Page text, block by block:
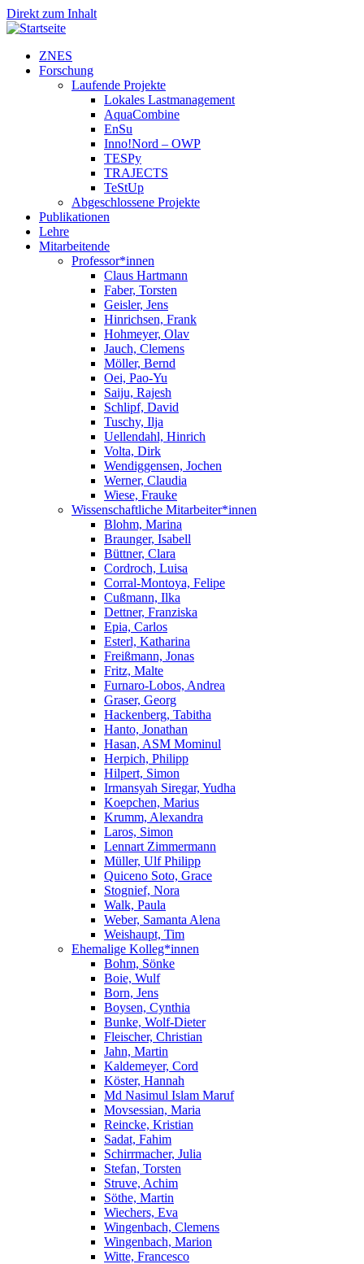
Direkt zum Inhalt
ZNES
Forschung
Laufende Projekte
Lokales Lastmanagement
AquaCombine
EnSu
Inno!Nord – OWP
TESPy
TRAJECTS
TeStUp
Abgeschlossene Projekte
Publikationen
Lehre
Mitarbeitende
Professor*innen
Claus Hartmann
Faber, Torsten
Geisler, Jens
Hinrichsen, Frank
Hohmeyer, Olav
Jauch, Clemens
Möller, Bernd
Oei, Pao-Yu
Saiju, Rajesh
Schlipf, David
Tuschy, Ilja
Uellendahl, Hinrich
Volta, Dirk
Wendiggensen, Jochen
Werner, Claudia
Wiese, Frauke
Wissenschaftliche Mitarbeiter*innen
Blohm, Marina
Braunger, Isabell
Büttner, Clara
Cordroch, Luisa
Corral-Montoya, Felipe
Cußmann, Ilka
Dettner, Franziska
Epia, Carlos
Esterl, Katharina
Freißmann, Jonas
Fritz, Malte
Furnaro-Lobos, Andrea
Graser, Georg
Hackenberg, Tabitha
Hanto, Jonathan
Hasan, ASM Mominul
Herpich, Philipp
Hilpert, Simon
Irmansyah Siregar, Yudha
Koepchen, Marius
Krumm, Alexandra
Laros, Simon
Lennart Zimmermann
Müller, Ulf Philipp
Quiceno Soto, Grace
Stognief, Nora
Walk, Paula
Weber, Samanta Alena
Weishaupt, Tim
Ehemalige Kolleg*innen
Bohm, Sönke
Boie, Wulf
Born, Jens
Boysen, Cynthia
Bunke, Wolf-Dieter
Fleischer, Christian
Jahn, Martin
Kaldemeyer, Cord
Köster, Hannah
Md Nasimul Islam Maruf
Movsessian, Maria
Reincke, Kristian
Sadat, Fahim
Schirrmacher, Julia
Stefan, Torsten
Struve, Achim
Söthe, Martin
Wiechers, Eva
Wingenbach, Clemens
Wingenbach, Marion
Witte, Francesco